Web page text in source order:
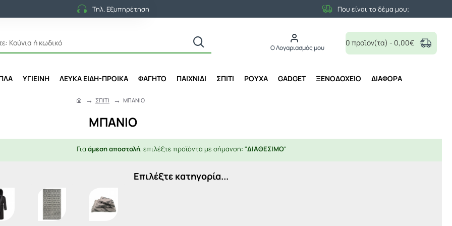
Τηλ. Εξυπηρέτηση Που είναι το δέμα μου;
Ο Λογαριασμός μου
0 προϊόν(τα) - 0,00€
ΥΓΙΕΙΝΗ ΛΕΥΚΑ ΕΙΔΗ-ΠΡΟΙΚΑ ΦΑΓΗΤΟ ΠΑΙΧΝΙΔΙ ΣΠΙΤΙ ΡΟΥΧΑ GADGET ΞΕΝΟΔΟΧΕΙΟ ΔΙΑΦΟΡΑ
ΜΠΑΝΙΟ
ΣΠΙΤΙ ΜΠΑΝΙΟ
Για άμεση αποστολή, επιλέξτε προϊόντα με σήμανση: "ΔΙΑΘΕΣΙΜΟ"
Επιλέξτε κατηγορία...